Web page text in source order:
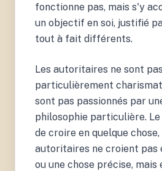
fonctionne pas, mais s'y
un objectif en soi, justifié
tout à fait différents.
Les autoritaires ne sont
particulièrement
sont pas passionnés par
philosophie particulière.
de croire en quelque chose,
autoritaires ne croient pas
ou une chose précise, mais